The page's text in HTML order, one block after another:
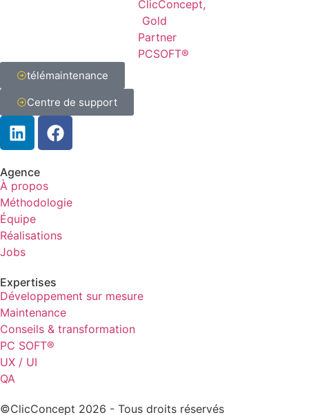
télémaintenance
Centre de support
Agence
À propos
Méthodologie
Équipe
Réalisations
Jobs
Expertises
Développement sur mesure
Maintenance
Conseils & transformation
PC SOFT®
UX / UI
QA
©ClicConcept 2026 - Tous droits réservés